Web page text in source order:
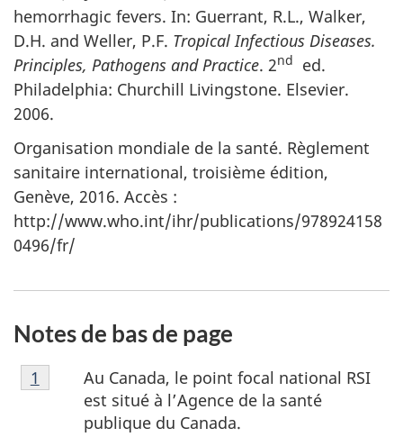
hemorrhagic fevers. In: Guerrant, R.L., Walker,
D.H. and Weller, P.F. Tropical Infectious Diseases.
Principles, Pathogens and Practice. 2nd
ed.
Philadelphia: Churchill Livingstone. Elsevier.
2006.
Organisation mondiale de la santé. Règlement
sanitaire international, troisième édition,
Genève, 2016. Accès :
http://www.who.int/ihr/publications/978924158
0496/fr/
Notes de bas de page
Note
de
Au Canada, le point focal national RSI
est situé à l’Agence de la santé
publique du Canada.
Retour à la référence de la note de bas de page
1